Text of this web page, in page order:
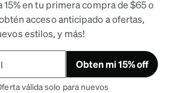
15% en tu primera compra de $65 o
acceso anticipado a ofertas,
estilos, y más!
Obten mi 15% off
válida solo para nuevos